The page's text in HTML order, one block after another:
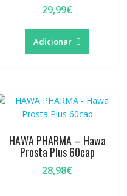
29,99€
Adicionar
HAWA PHARMA – Hawa
Prosta Plus 60cap
28,98€